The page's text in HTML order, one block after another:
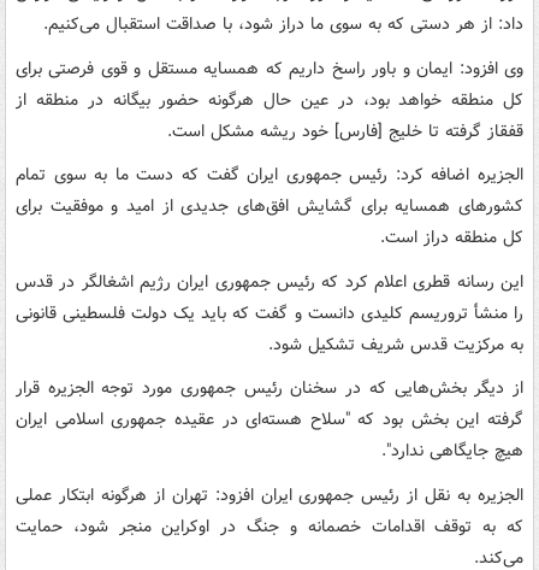
داد: از هر دستی که به سوی ما دراز شود، با صداقت استقبال می‌کنیم.
وی افزود: ایمان و باور راسخ داریم که همسایه مستقل و قوی فرصتی برای
کل منطقه خواهد بود، در عین حال هرگونه حضور بیگانه در منطقه از
قفقاز گرفته تا خلیج [فارس] خود ریشه مشکل است.
الجزیره اضافه کرد: رئیس جمهوری ایران گفت که دست ما به سوی تمام
کشورهای همسایه برای گشایش افق‌های جدیدی از امید و موفقیت برای
کل منطقه دراز است.
این رسانه قطری اعلام کرد که رئیس جمهوری ایران رژیم اشغالگر در قدس
را منشأ تروریسم کلیدی دانست و گفت که باید یک دولت فلسطینی قانونی
به مرکزیت قدس شریف تشکیل شود.
از دیگر بخش‌هایی که در سخنان رئیس جمهوری مورد توجه الجزیره قرار
گرفته این بخش بود که "سلاح هسته‌ای در عقیده جمهوری اسلامی ایران
هیچ جایگاهی ندارد".
الجزیره به نقل از رئیس جمهوری ایران افزود: تهران از هرگونه ابتکار عملی
که به توقف اقدامات خصمانه و جنگ در اوکراین منجر شود، حمایت
می‌کند.